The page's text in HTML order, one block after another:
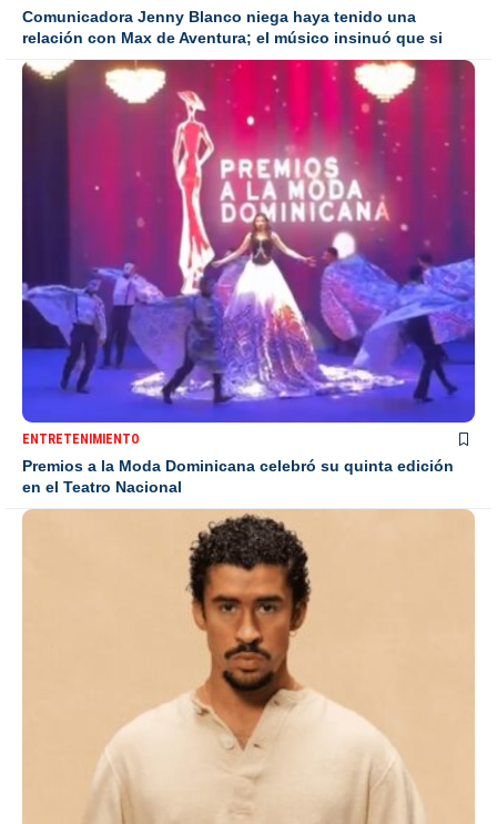
Comunicadora Jenny Blanco niega haya tenido una
relación con Max de Aventura; el músico insinuó que si
ENTRETENIMIENTO
Premios a la Moda Dominicana celebró su quinta edición
en el Teatro Nacional